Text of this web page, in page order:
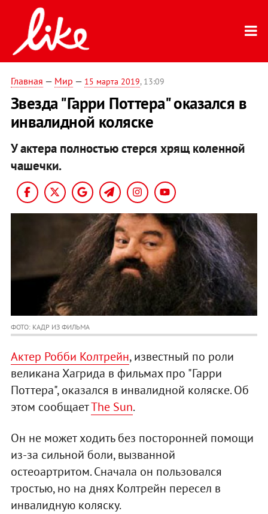
Главная — Мир — 15 марта 2019, 13:09
Звезда "Гарри Поттера" оказался в
инвалидной коляске
У актера полностью стерся хрящ коленной
чашечки.
ФОТО: КАДР ИЗ ФИЛЬМА
Актер Робби Колтрейн, известный по роли
великана Хагрида в фильмах про "Гарри
Поттера", оказался в инвалидной коляске. Об
этом сообщаетТhе Sun.
Он не может ходить без посторонней помощи
из-за сильной боли, вызванной
остеоартритом. Сначала он пользовался
тростью, но на днях Колтрейн пересел в
инвалидную коляску.